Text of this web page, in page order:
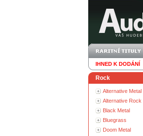
IHNED K DODÁNÍ
Rock
Alternative Metal
Alternative Rock
Black Metal
Bluegrass
Doom Metal